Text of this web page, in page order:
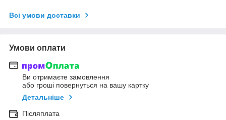
Всі умови доставки
Умови оплати
Ви отримаєте замовлення
або гроші повернуться на вашу картку
Детальніше
Післяплата